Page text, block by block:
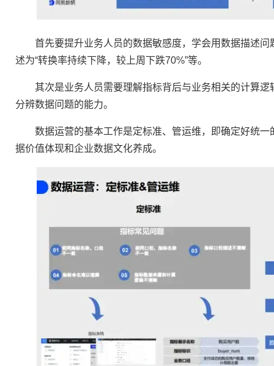
首先要提升业务人员的数据敏感度，学会用数据描述问
述为“转换率持续下降，较上周下跌70%”等。
其次是业务人员需要理解指标背后与业务相关的计算逻
分辨数据问题的能力。
数据运营的基本工作是定标准、管运维，即确定好统一
据价值体现和企业数据文化养成。